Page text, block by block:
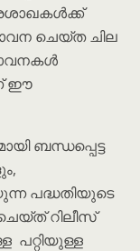
ചെയ്ത ചില
ഈ
ബന്ധപ്പെട്ട
പദ്ധതിയുടെ
റിലീസ്
പറ്റിയുള്ള